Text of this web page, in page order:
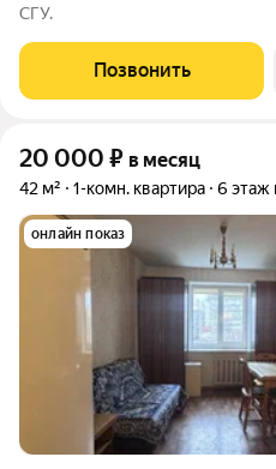
СГУ.
Позвонить
20 000 ₽ в месяц
42 м² 1-комн. квартира 6 этаж
онлайн показ